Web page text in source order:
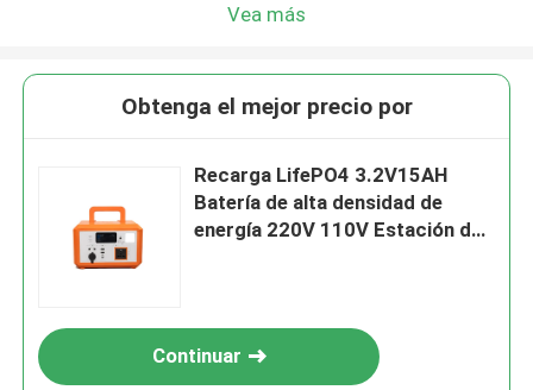
Vea más
Obtenga el mejor precio por
Recarga LifePO4 3.2V15AH
Batería de alta densidad de
energía 220V 110V Estación de
Continuar